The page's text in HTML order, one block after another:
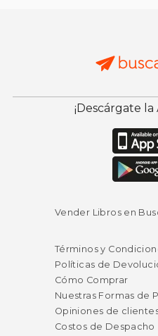
¡Descárgate la
Vender Libros en
Términos y
Políticas de
Cómo Comprar
Nuestras Formas de
Opiniones de
Costos de Despacho